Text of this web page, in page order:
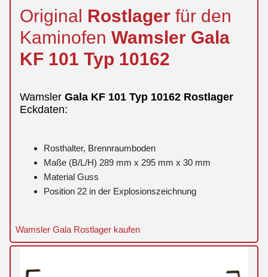
Original Rostlager für den
Kaminofen Wamsler Gala
KF 101 Typ 10162
Wamsler Gala KF 101 Typ 10162 Rostlager
Eckdaten:
Rosthalter, Brennraumboden
Maße (B/L/H) 289 mm x 295 mm x 30 mm
Material Guss
Position 22 in der Explosionszeichnung
Wamsler Gala Rostlager kaufen